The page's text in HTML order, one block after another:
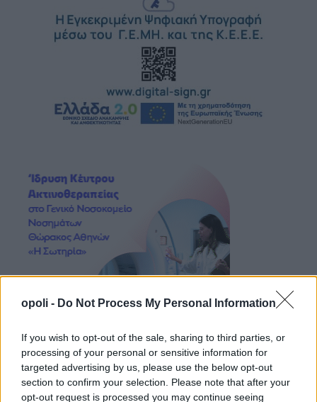
opoli - Do Not Process My Personal Information
If you wish to opt-out of the sale, sharing to third parties, or
processing of your personal or sensitive information for
targeted advertising by us, please use the below opt-out
section to confirm your selection. Please note that after your
opt-out request is processed you may continue seeing